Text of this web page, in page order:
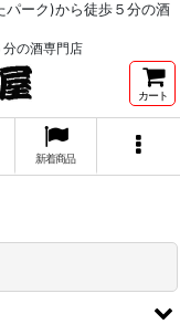
パーク)から徒歩５分の酒
の酒専門店
カート
新着商品